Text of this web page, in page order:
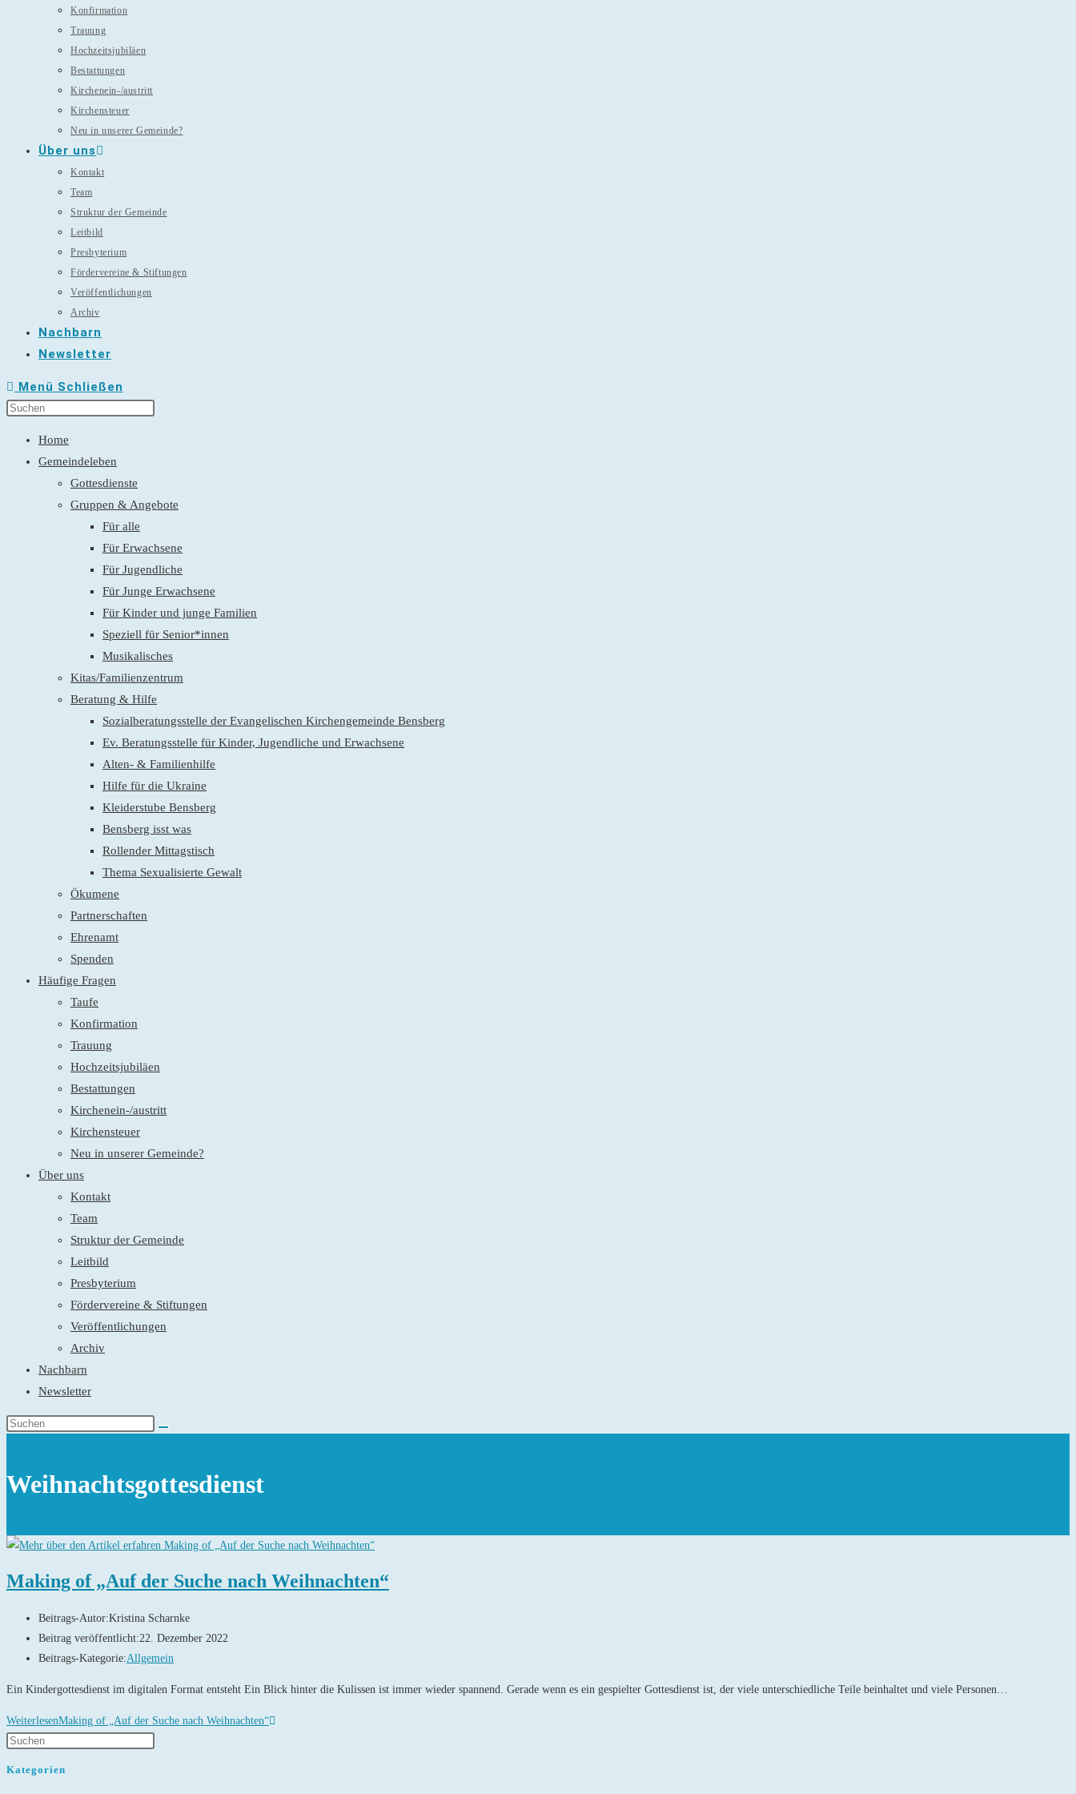
Konfirmation
Trauung
Hochzeitsjubiläen
Bestattungen
Kirchenein-/austritt
Kirchensteuer
Neu in unserer Gemeinde?
Über uns
Kontakt
Team
Struktur der Gemeinde
Leitbild
Presbyterium
Fördervereine & Stiftungen
Veröffentlichungen
Archiv
Nachbarn
Newsletter
Menü Schließen
Home
Gemeindeleben
Gottesdienste
Gruppen & Angebote
Für alle
Für Erwachsene
Für Jugendliche
Für Junge Erwachsene
Für Kinder und junge Familien
Speziell für Senior*innen
Musikalisches
Kitas/Familienzentrum
Beratung & Hilfe
Sozialberatungsstelle der Evangelischen Kirchengemeinde Bensberg
Ev. Beratungsstelle für Kinder, Jugendliche und Erwachsene
Alten- & Familienhilfe
Hilfe für die Ukraine
Kleiderstube Bensberg
Bensberg isst was
Rollender Mittagstisch
Thema Sexualisierte Gewalt
Ökumene
Partnerschaften
Ehrenamt
Spenden
Häufige Fragen
Taufe
Konfirmation
Trauung
Hochzeitsjubiläen
Bestattungen
Kirchenein-/austritt
Kirchensteuer
Neu in unserer Gemeinde?
Über uns
Kontakt
Team
Struktur der Gemeinde
Leitbild
Presbyterium
Fördervereine & Stiftungen
Veröffentlichungen
Archiv
Nachbarn
Newsletter
Weihnachtsgottesdienst
Making of „Auf der Suche nach Weihnachten“
Beitrags-Autor:Kristina Scharnke
Beitrag veröffentlicht:22. Dezember 2022
Beitrags-Kategorie:Allgemein
Ein Kindergottesdienst im digitalen Format entsteht Ein Blick hinter die Kulissen ist immer wieder spannend. Gerade wenn es ein gespielter Gottesdienst ist, der viele unterschiedliche Teile beinhaltet und viele Personen…
WeiterlesenMaking of „Auf der Suche nach Weihnachten“
Kategorien